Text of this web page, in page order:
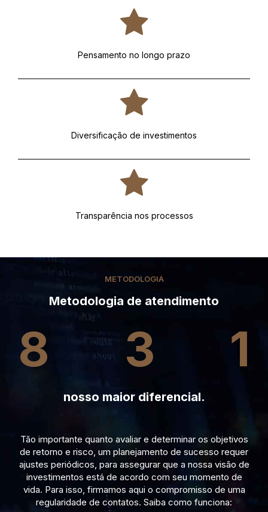
Pensamento no longo prazo
Diversificação de investimentos
Transparência nos processos
METODOLOGIA
Metodologia de atendimento
8 3 1
nosso maior diferencial.
Tão importante quanto avaliar e determinar os objetivos
de retorno e risco, um planejamento de sucesso requer
ajustes periódicos, para assegurar que a nossa visão de
investimentos está de acordo com seu momento de
vida. Para isso, firmamos aqui o compromisso de uma
regularidade de contatos. Saiba como funciona: